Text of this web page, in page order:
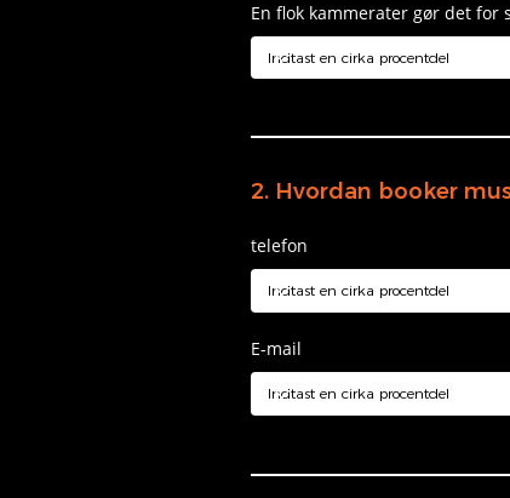
En flok kammerater gør det for
2. Hvordan booker
telefon
E-mail